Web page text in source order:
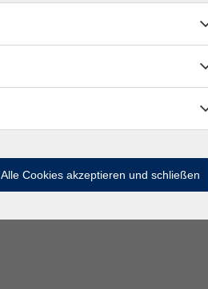
Alle Cookies akzeptieren und schließen